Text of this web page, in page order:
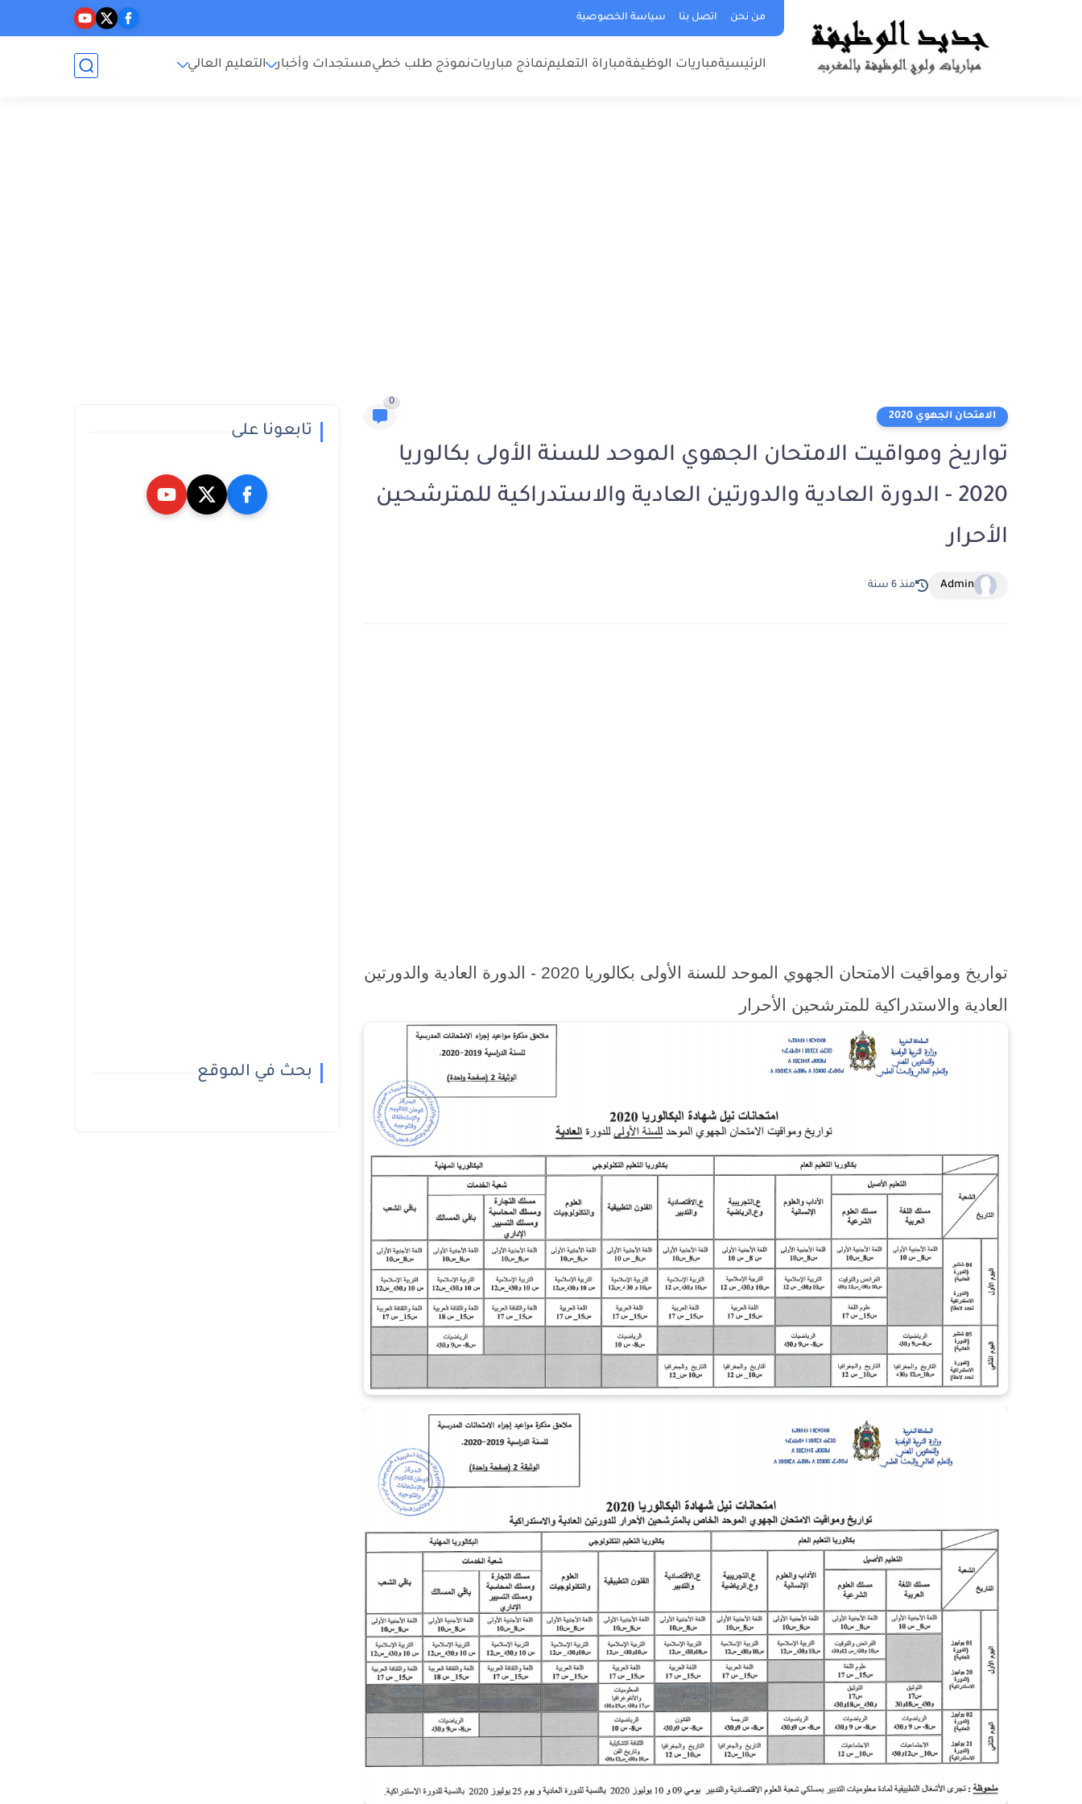
من نحن اتصل بنا سياسة الخصوصية
الرئيسيةمباريات الوظيفةمباراة التعليمنماذج مبارياتنموذج طلب خطيمستجدات وأخبار التعليم العالي
الامتحان الجهوي 2020
0
تواريخ ومواقيت الامتحان الجهوي الموحد للسنة الأولى بكالوريا
2020 - الدورة العادية والدورتين العادية والاستدراكية للمترشحين
الأحرار
Admin منذ 6 سنة
تواريخ ومواقيت الامتحان الجهوي الموحد للسنة الأولى بكالوريا 2020 - الدورة العادية والدورتين
العادية والاستدراكية للمترشحين الأحرار
تابعونا على
بحث في الموقع